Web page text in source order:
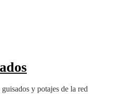
y potajes de la red